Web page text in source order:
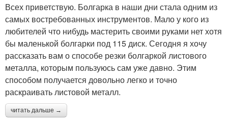
Всех приветствую. Болгарка в наши дни стала одним из
самых востребованных инструментов. Мало у кого из
любителей что нибудь мастерить своими руками нет хотя
бы маленькой болгарки под 115 диск. Сегодня я хочу
рассказать вам о способе резки болгаркой листового
металла, которым пользуюсь сам уже давно. Этим
способом получается довольно легко и точно
раскраивать листовой металл.
читать дальше →